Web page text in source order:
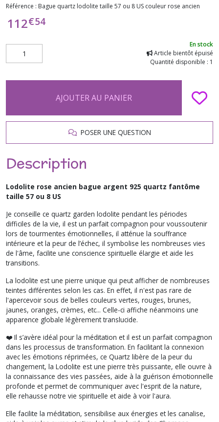
Référence : Bague quartz lodolite taille 57 ou 8 US couleur rose ancien
112€54
En stock
Article bientôt épuisé
Quantité disponible : 1
AJOUTER AU PANIER
POSER UNE QUESTION
Description
Lodolite rose ancien bague argent 925 quartz fantôme
taille 57 ou 8 US
Je conseille ce quartz garden lodolite pendant les périodes
difficiles de la vie, il est un parfait compagnon pour voussoutenir
lors de tourmentes émotionnelles, il atténue la souffrance
intérieure et la peur de l’échec, il symbolise les nombreuses vies
de l'âme, facilite une conscience spirituelle élargie et aide les
transitions.
La lodolite est une pierre unique qui peut afficher de nombreuses
teintes différentes selon les cas. En effet, il n'est pas rare de
l'apercevoir sous de belles couleurs vertes, rouges, brunes,
jaunes, oranges, crèmes, etc... Celle-ci affiche néanmoins une
apparence globale légèrement translucide.
❤️ Il s’avère idéal pour la méditation et il est un parfait compagnon
dans les processus de transformation. En facilitant la connexion
avec les émotions réprimées, ce Quartz libère de la peur du
changement, la Lodolite est une pierre très puissante, elle ouvre à
la connaissance des vies passées, aide à la guérison émotionnelle
profonde et permet de communiquer avec l'esprit de la nature,
elle rehausse notre vie spirituelle et aide à voir l'aura.
Elle facilite la méditation, sensibilise aux énergies et les canalise,